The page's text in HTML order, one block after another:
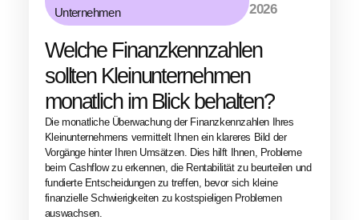
Unternehmen
2026
Welche Finanzkennzahlen
sollten Kleinunternehmen
monatlich im Blick behalten?
Die monatliche Überwachung der Finanzkennzahlen Ihres
Kleinunternehmens vermittelt Ihnen ein klareres Bild der
Vorgänge hinter Ihren Umsätzen. Dies hilft Ihnen, Probleme
beim Cashflow zu erkennen, die Rentabilität zu beurteilen und
fundierte Entscheidungen zu treffen, bevor sich kleine
finanzielle Schwierigkeiten zu kostspieligen Problemen
auswachsen.